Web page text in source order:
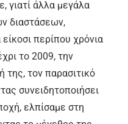
γιατί άλλα μεγάλα
διαστάσεων,
περίπου χρόνια
το 2009, την
τον παρασιτικό
συνειδητοποιήσει
ελπίσαμε στη